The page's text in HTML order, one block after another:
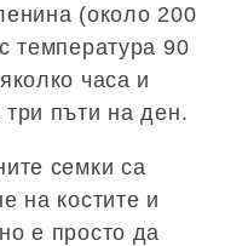
(около 200
температура 90
часа и
пъти на ден.
семки са
на костите и
е просто да